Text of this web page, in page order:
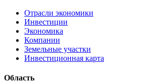
Отрасли экономики
Инвестиции
Экономика
Компании
Земельные участки
Инвестиционная карта
Область